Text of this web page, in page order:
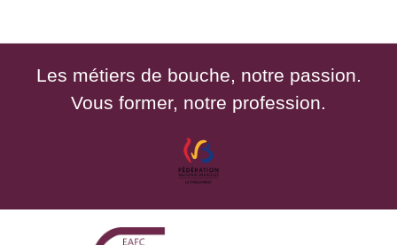
Les métiers de bouche, notre passion.
Vous former, notre profession.